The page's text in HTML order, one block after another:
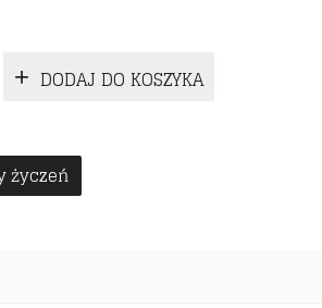
DODAJ DO KOSZYKA
życzeń